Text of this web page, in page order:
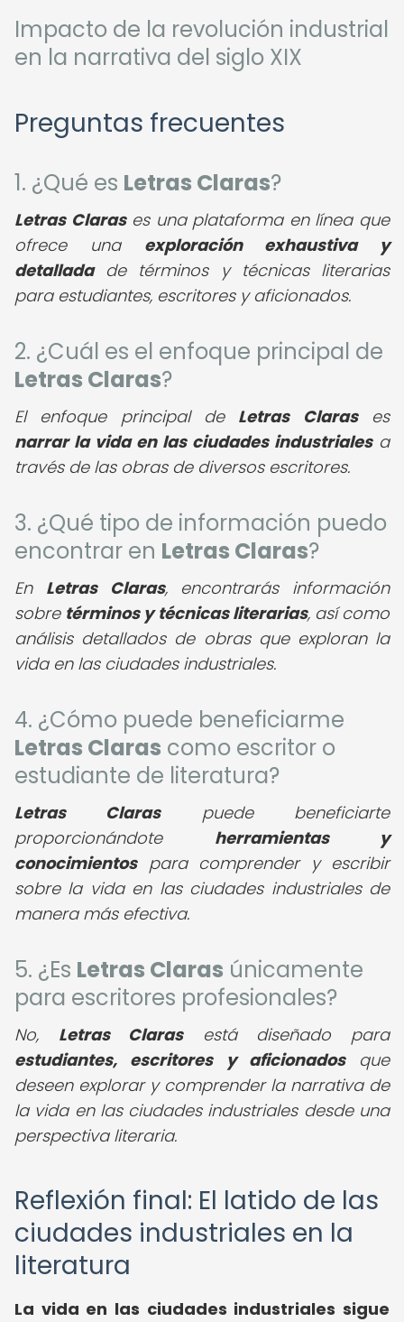
Impacto de la revolución industrial
en la narrativa del siglo XIX
Preguntas frecuentes
1. ¿Qué es Letras Claras?
Letras Clarases una plataforma en línea que
ofrece una exploración exhaustiva y
detalladade términos y técnicas literarias
para estudiantes, escritores y aficionados.
2. ¿Cuál es el enfoque principal de
Letras Claras?
El enfoque principal de Letras Clarases
narrar la vida en las ciudades industrialesa
través de las obras de diversos escritores.
3. ¿Qué tipo de información puedo
encontrar en Letras Claras?
En Letras Claras, encontrarás información
sobre términos y técnicas literarias, así como
análisis detallados de obras que exploran la
vida en las ciudades industriales.
4. ¿Cómo puede beneficiarme
Letras Claras como escritor o
estudiante de literatura?
Letras Claraspuede beneficiarte
proporcionándote herramientas y
conocimientospara comprender y escribir
sobre la vida en las ciudades industriales de
manera más efectiva.
5. ¿Es Letras Claras únicamente
para escritores profesionales?
No, Letras Clarasestá diseñado para
estudiantes, escritores y aficionadosque
deseen explorar y comprender la narrativa de
la vida en las ciudades industriales desde una
perspectiva literaria.
Reflexión final: El latido de las
ciudades industriales en la
literatura
La vida en las ciudades industriales sigue